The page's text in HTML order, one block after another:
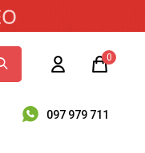
097 979 711
0